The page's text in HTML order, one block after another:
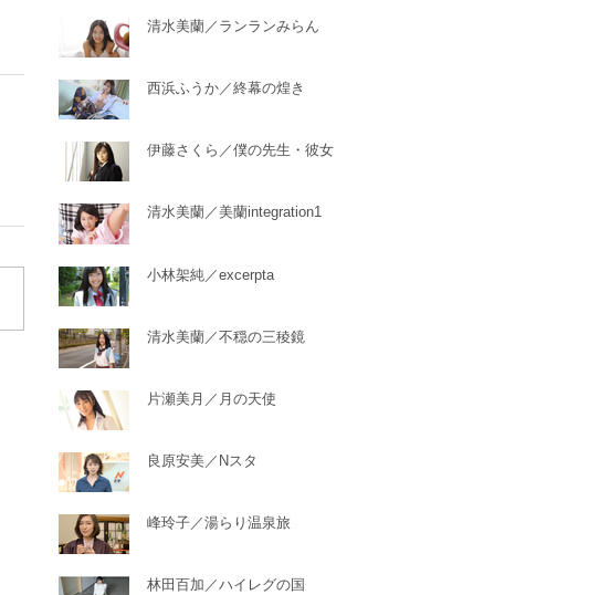
清水美蘭／ランランみらん
西浜ふうか／終幕の煌き
伊藤さくら／僕の先生・彼女
清水美蘭／美蘭integration1
小林架純／excerpta
清水美蘭／不穏の三稜鏡
片瀬美月／月の天使
良原安美／Nスタ
峰玲子／湯らり温泉旅
林田百加／ハイレグの国